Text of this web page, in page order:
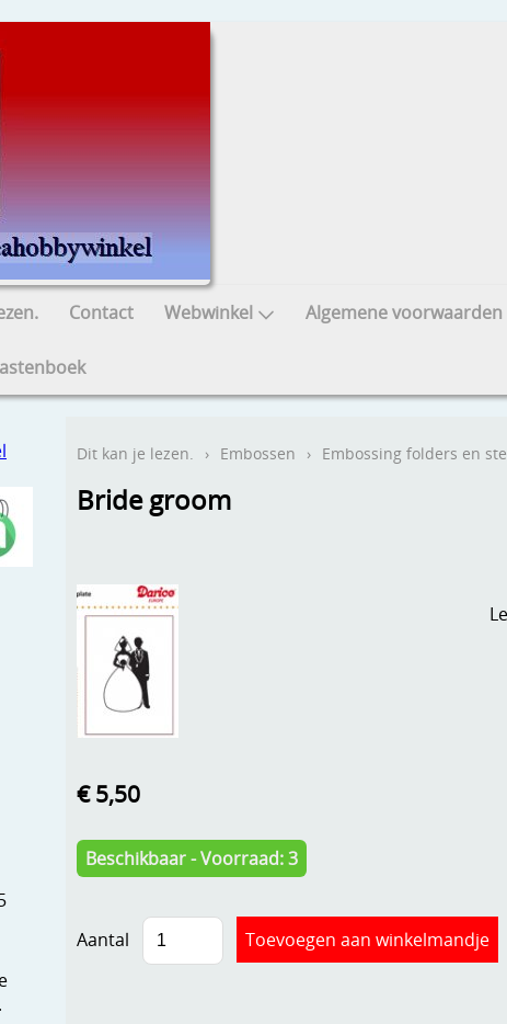
Contact Webwinkel Algemene voorwaarden
Dit kan je lezen. › Embossen › Embossing folders en
Bride groom
€ 5,50
Beschikbaar - Voorraad: 3
Aantal